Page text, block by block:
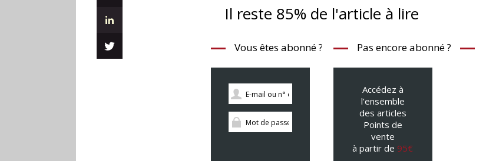
Il reste 85% de l'article à lire
Vous êtes abonné ? Pas encore abonné ?
Accédez à
l’ensemble
des articles
Points de
vente
à partir de 95€